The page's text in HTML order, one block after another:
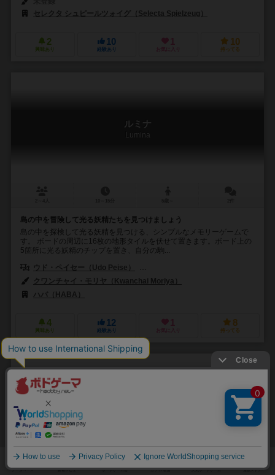
セレクタ シュピールツォイグ（Selecta Spielzeug）
2
興味あり
10
経験あり
1
お気に入り
10
持ってる
ルミナ
Lumina
島の中を冒険して光る妖精たちを見つけましょう
島の中を探検して光る妖精を見つける、シンプルなメモリーゲームで
す。 ボードの周辺に16枚の地形タイルを伏せて置きます。ボード上の
5箇所に光る妖精のチップを置き、自分の駒...
ウド・ペイセー（Udo Peise）
クワンチャイ・モリヤ（Kwanchai Moriya）
ハバ（HABA）
4
興味あり
12
経験あり
1
お気に入り
8
持ってる
My First Stone Age: The Card Game